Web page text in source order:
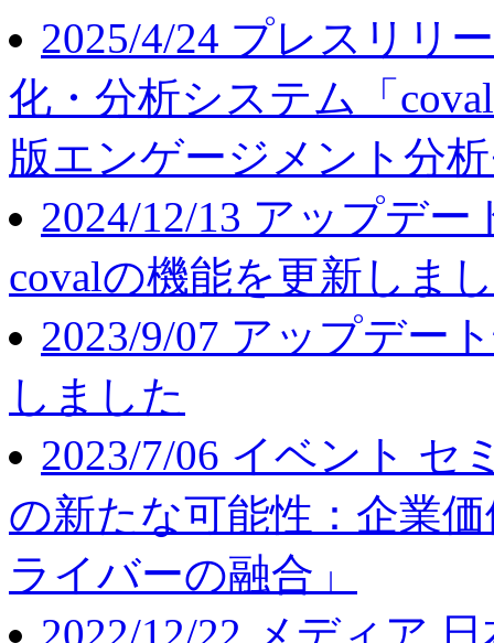
2025/4/24 プレスリリ
化・分析システム「
版エンゲージメント分
2024/12/13 アップデー
covalの機能を更新しま
2023/9/07 アップデー
しました
2023/7/06 イベント セ
の新たな可能性：企業
ライバーの融合」